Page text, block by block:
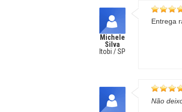
Michele
Silva
Itobi / SP
Entrega
Não